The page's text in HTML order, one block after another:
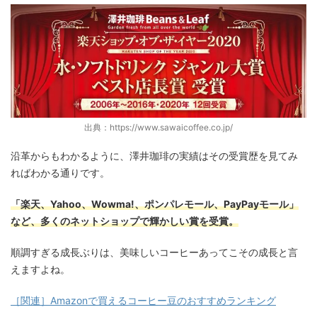
出典：https://www.sawaicoffee.co.jp/
沿革からもわかるように、澤井珈琲の実績はその受賞歴を見てみ
ればわかる通りです。
「楽天、Yahoo、Wowma!、ポンパレモール、PayPayモール」
など、多くのネットショップで輝かしい賞を受賞。
順調すぎる成長ぶりは、美味しいコーヒーあってこその成長と言
えますよね。
［関連］Amazonで買えるコーヒー豆のおすすめランキング